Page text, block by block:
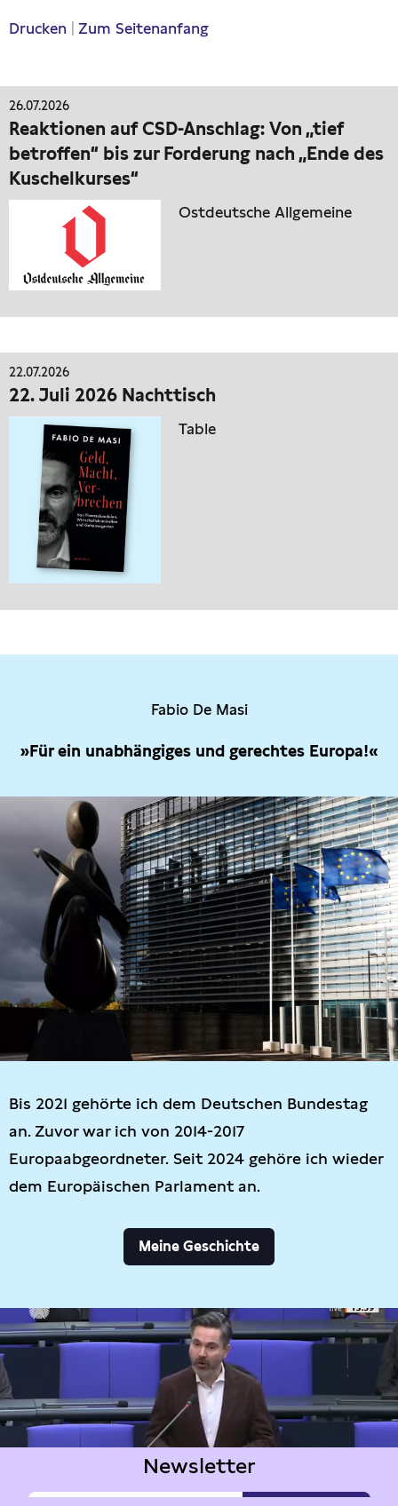
Drucken Zum Seitenanfang
26.07.2026
Reaktionen auf CSD-Anschlag: Von „tief
betroffen“ bis zur Forderung nach „Ende des
Kuschelkurses“
Ostdeutsche Allgemeine
22.07.2026
22. Juli 2026 Nachttisch
Table
Fabio De Masi
»Für ein unabhängiges und gerechtes Europa!«
Bis 2021 gehörte ich dem Deutschen Bundestag
an. Zuvor war ich von 2014-2017
Europaabgeordneter. Seit 2024 gehöre ich wieder
dem Europäischen Parlament an.
Meine Geschichte
Newsletter